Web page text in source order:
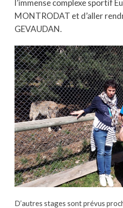
l’immense complexe sportif
MONTRODAT et d’aller
GEVAUDAN.
D’autres stages sont prévus